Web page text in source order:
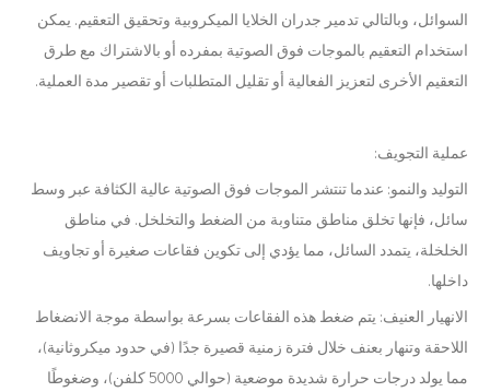
السوائل، وبالتالي تدمير جدران الخلايا الميكروبية وتحقيق التعقيم. يمكن
استخدام التعقيم بالموجات فوق الصوتية بمفرده أو بالاشتراك مع طرق
التعقيم الأخرى لتعزيز الفعالية أو تقليل المتطلبات أو تقصير مدة العملية.
عملية التجويف:
التوليد والنمو: عندما تنتشر الموجات فوق الصوتية عالية الكثافة عبر وسط
سائل، فإنها تخلق مناطق متناوبة من الضغط والتخلخل. في مناطق
الخلخلة، يتمدد السائل، مما يؤدي إلى تكوين فقاعات صغيرة أو تجاويف
داخلها.
الانهيار العنيف: يتم ضغط هذه الفقاعات بسرعة بواسطة موجة الانضغاط
اللاحقة وتنهار بعنف خلال فترة زمنية قصيرة جدًا (في حدود ميكروثانية)،
مما يولد درجات حرارة شديدة موضعية (حوالي 5000 كلفن)، وضغوطًا